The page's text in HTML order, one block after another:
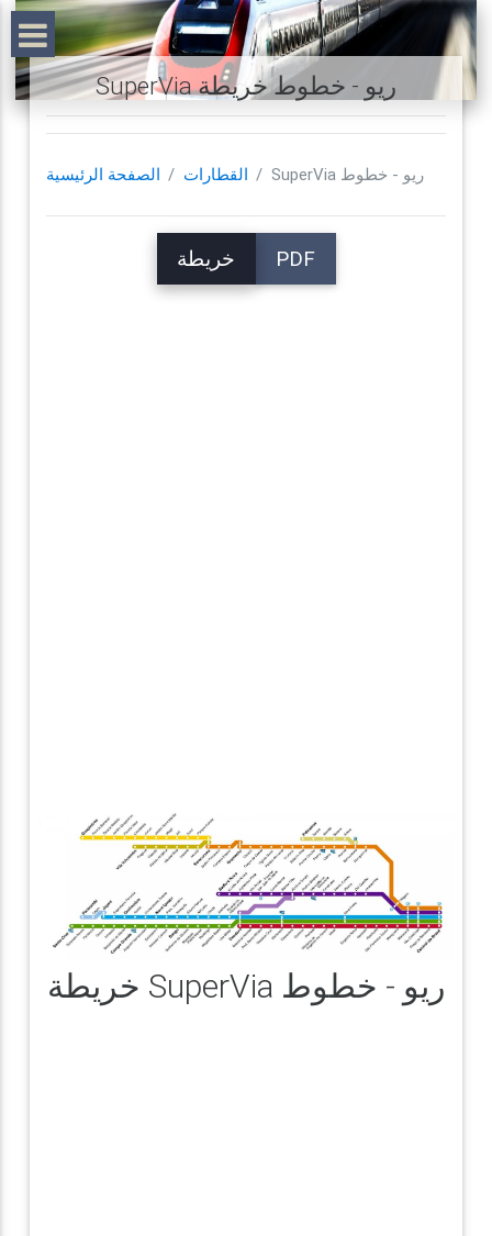
SuperVia ريو - خطوط خريطة
الصفحة الرئيسية القطارات SuperVia ريو - خطوط
خريطة PDF
خريطة SuperVia ريو - خطوط